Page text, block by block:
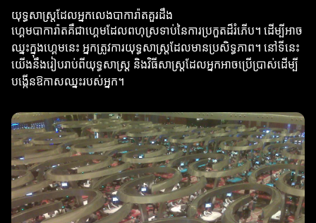
យុទ្ធសាស្ត្រដែលអ្នកលេងបាការ៉ាតគួរដឹង
ហ្គេមបាការ៉ាតគឺជាហ្គេមដែលពហុស្រទាប់នៃការប្រកួតដ៏រំភើប។ ដើម្បីអាច
ឈ្នះក្នុងហ្គេមនេះ អ្នកត្រូវការយុទ្ធសាស្ត្រដែលមានប្រសិទ្ធភាព។ នៅទីនេះ
យើងនឹងរៀបរាប់ពីយុទ្ធសាស្ត្រ និងវិធីសាស្ត្រដែលអ្នកអាចប្រើប្រាស់ដើម្បី
បង្កើនឱកាសឈ្នះរបស់អ្នក។